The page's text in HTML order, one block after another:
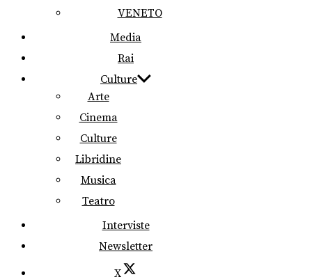
VENETO
Media
Rai
Culture
Arte
Cinema
Culture
Libridine
Musica
Teatro
Interviste
Newsletter
X